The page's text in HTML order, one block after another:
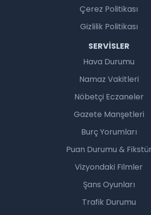
Çerez Politikası
Gizlilik Politikası
SERVISLER
Hava Durumu
Namaz Vakitleri
Nöbetçi Eczaneler
Gazete Manşetleri
Burç Yorumları
Puan Durumu & Fikstür
Vizyondaki Filmler
Şans Oyunları
Trafik Durumu